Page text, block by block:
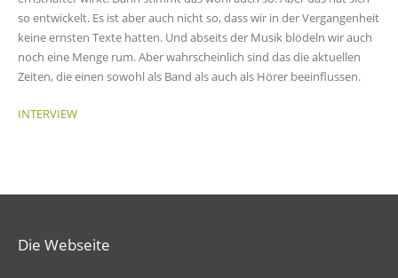
so entwickelt. Es ist aber auch nicht so, dass wir in der Vergangenheit
keine ernsten Texte hatten. Und abseits der Musik blödeln wir auch
noch eine Menge rum. Aber wahrscheinlich sind das die aktuellen
Zeiten, die einen sowohl als Band als auch als Hörer beeinflussen.
INTERVIEW
Die Webseite